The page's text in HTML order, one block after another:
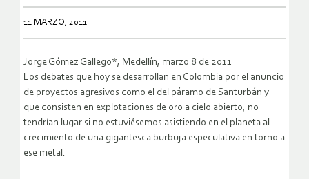
11 MARZO, 2011
Jorge Gómez Gallego*, Medellín, marzo 8 de 2011
Los debates que hoy se desarrollan en Colombia por el anuncio
de proyectos agresivos como el del páramo de Santurbán y
que consisten en explotaciones de oro a cielo abierto, no
tendrían lugar si no estuviésemos asistiendo en el planeta al
crecimiento de una gigantesca burbuja especulativa en torno a
ese metal.